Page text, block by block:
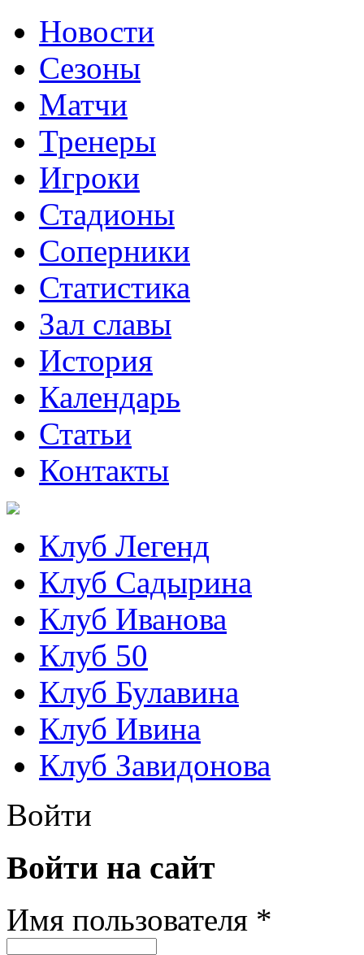
Новости
Сезоны
Матчи
Тренеры
Игроки
Стадионы
Соперники
Статистика
Зал славы
История
Календарь
Статьи
Контакты
Клуб Легенд
Клуб Садырина
Клуб Иванова
Клуб 50
Клуб Булавина
Клуб Ивина
Клуб Завидонова
Войти
Войти на сайт
Имя пользователя *